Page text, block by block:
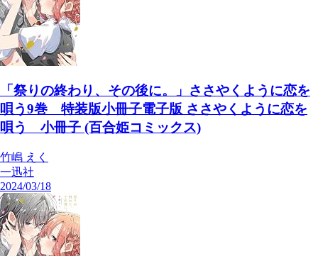
「祭りの終わり、その後に。」ささやくように恋を
唄う9巻 特装版小冊子電子版 ささやくように恋を
唄う 小冊子 (百合姫コミックス)
竹嶋 えく
一迅社
2024/03/18